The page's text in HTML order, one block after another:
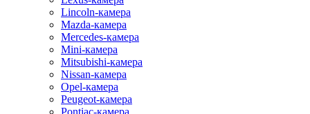
Lincoln-камера
Mazda-камера
Mercedes-камера
Mini-камера
Mitsubishi-камера
Nissan-камера
Opel-камера
Peugeot-камера
Pontiac-камера